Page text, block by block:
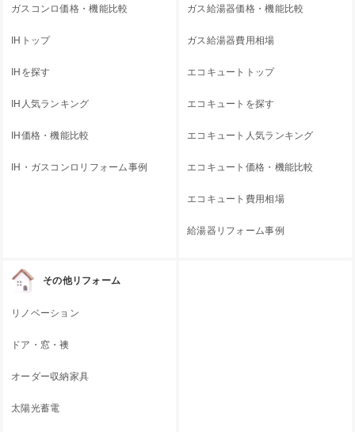
ガスコンロ価格・機能比較
IHトップ
IHを探す
IH人気ランキング
IH価格・機能比較
IH・ガスコンロリフォーム事例
ガス給湯器価格・機能比較
ガス給湯器費用相場
エコキュートトップ
エコキュートを探す
エコキュート人気ランキング
エコキュート価格・機能比較
エコキュート費用相場
給湯器リフォーム事例
その他リフォーム
リノベーション
ドア・窓・襖
オーダー収納家具
太陽光蓄電